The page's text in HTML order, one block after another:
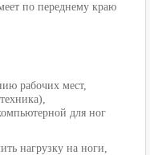
по переднему краю
рабочих мест,
для ног
нагрузку на ноги,